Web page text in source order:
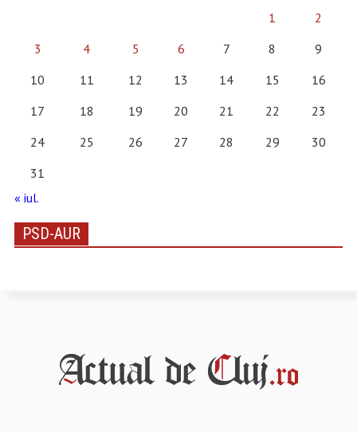
1
2
3
4 5 6 7 8
9
10
11 12 13 14 15
16
17
18 19 20 21 22
23
24
25 26 27 28 29
30
31
« iul.
PSD-AUR